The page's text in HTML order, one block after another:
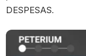
DESPESAS.